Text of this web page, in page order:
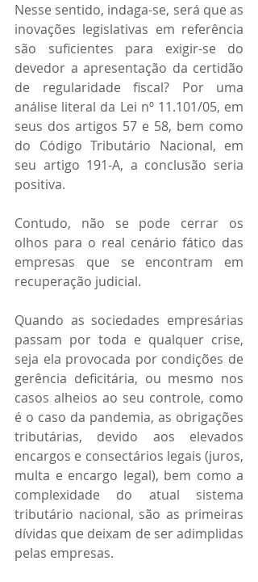
Nesse sentido, indaga-se, será que as
inovações legislativas em referência
são suficientes para exigir-se do
devedor a apresentação da certidão
de regularidade fiscal? Por uma
análise literal da Lei nº 11.101/05, em
seus dos artigos 57 e 58, bem como
do Código Tributário Nacional, em
seu artigo 191-A, a conclusão seria
positiva.
Contudo, não se pode cerrar os
olhos para o real cenário fático das
empresas que se encontram em
recuperação judicial.
Quando as sociedades empresárias
passam por toda e qualquer crise,
seja ela provocada por condições de
gerência deficitária, ou mesmo nos
casos alheios ao seu controle, como
é o caso da pandemia, as obrigações
tributárias, devido aos elevados
encargos e consectários legais (juros,
multa e encargo legal), bem como a
complexidade do atual sistema
tributário nacional, são as primeiras
dívidas que deixam de ser adimplidas
pelas empresas.